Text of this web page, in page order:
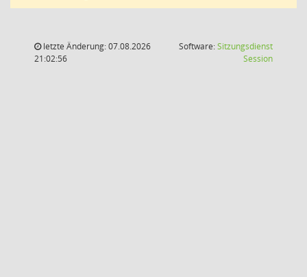
letzte Änderung: 07.08.2026
21:02:56
Software:Sitzungsdienst
Session(Wird in